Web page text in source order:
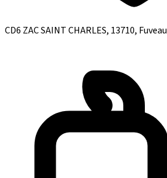
CD6 ZAC SAINT CHARLES, 13710, Fuveau